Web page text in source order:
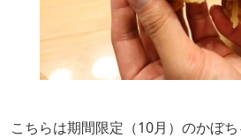
こちらは期間限定（10月）のかぼち